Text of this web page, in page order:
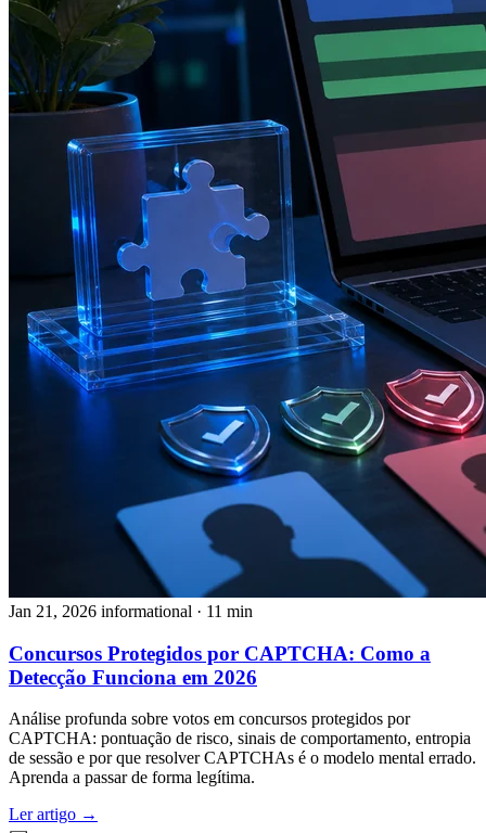
Jan 21, 2026 informational · 11 min
Concursos Protegidos por CAPTCHA: Como a
Detecção Funciona em 2026
Análise profunda sobre votos em concursos protegidos por
CAPTCHA: pontuação de risco, sinais de comportamento, entropia
de sessão e por que resolver CAPTCHAs é o modelo mental errado.
Aprenda a passar de forma legítima.
Ler artigo →